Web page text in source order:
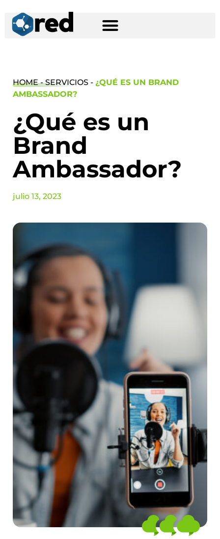
HOME - SERVICIOS - ¿QUÉ ES UN BRAND
AMBASSADOR?
¿Qué es un
Brand
Ambassador?
julio 13, 2023